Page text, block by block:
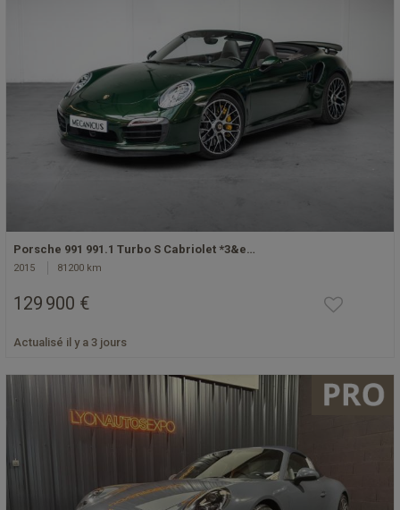
Porsche 991 991.1 Turbo S Cabriolet *3&e…
2015 81200 km
129 900 €
Actualisé il y a 3 jours